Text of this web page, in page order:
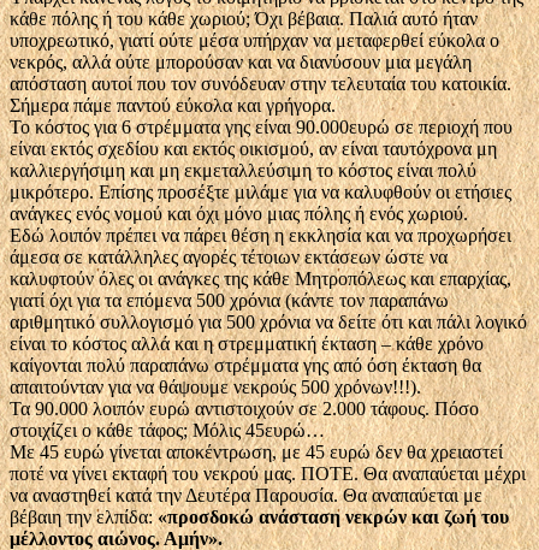
κάθε πόλης ή του κάθε χωριού; Όχι βέβαια. Παλιά αυτό ήταν
υποχρεωτικό, γιατί ούτε μέσα υπήρχαν να μεταφερθεί εύκολα ο
νεκρός, αλλά ούτε μπορούσαν και να διανύσουν μια μεγάλη
απόσταση αυτοί που τον συνόδευαν στην τελευταία του κατοικία.
Σήμερα πάμε παντού εύκολα και γρήγορα.
Το κόστος για 6 στρέμματα γης είναι 90.000ευρώ σε περιοχή που
είναι εκτός σχεδίου και εκτός οικισμού, αν είναι ταυτόχρονα μη
καλλιεργήσιμη και μη εκμεταλλεύσιμη το κόστος είναι πολύ
μικρότερο. Επίσης προσέξτε μιλάμε για να καλυφθούν οι ετήσιες
ανάγκες ενός νομού και όχι μόνο μιας πόλης ή ενός χωριού.
Εδώ λοιπόν πρέπει να πάρει θέση η εκκλησία και να προχωρήσει
άμεσα σε κατάλληλες αγορές τέτοιων εκτάσεων ώστε να
καλυφτούν όλες οι ανάγκες της κάθε Μητροπόλεως και επαρχίας,
γιατί όχι για τα επόμενα 500 χρόνια (κάντε τον παραπάνω
αριθμητικό συλλογισμό για 500 χρόνια να δείτε ότι και πάλι λογικό
είναι το κόστος αλλά και η στρεμματική έκταση – κάθε χρόνο
καίγονται πολύ παραπάνω στρέμματα γης από όση έκταση θα
απαιτούνταν για να θάψουμε νεκρούς 500 χρόνων!!!).
Τα 90.000 λοιπόν ευρώ αντιστοιχούν σε 2.000 τάφους. Πόσο
στοιχίζει ο κάθε τάφος; Μόλις 45ευρώ…
Με 45 ευρώ γίνεται αποκέντρωση, με 45 ευρώ δεν θα χρειαστεί
ποτέ να γίνει εκταφή του νεκρού μας. ΠΟΤΕ. Θα αναπαύεται μέχρι
να αναστηθεί κατά την Δευτέρα Παρουσία. Θα αναπαύεται με
βέβαιη την ελπίδα:«προσδοκώ ανάσταση νεκρών και ζωή του
μέλλοντος αιώνος. Αμήν».